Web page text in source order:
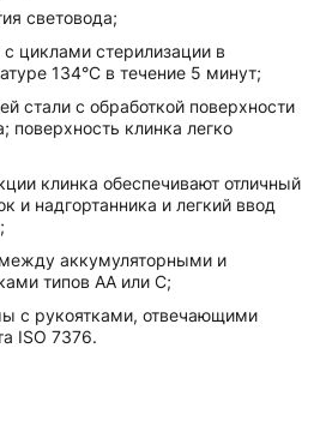
световода;
циклами стерилизации в
134°C в течение 5 минут;
стали с обработкой поверхности
поверхность клинка легко
клинка обеспечивают отличный
и надгортанника и легкий ввод
аккумуляторными и
типов AA или C;
с рукоятками, отвечающими
ISO 7376.